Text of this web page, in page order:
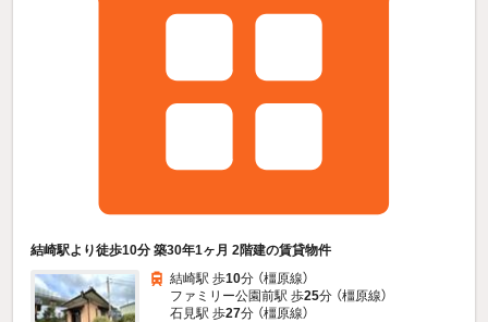
結崎駅より徒歩10分 築30年1ヶ月 2階建の賃貸物件
結崎駅 歩10分 （橿原線）
ファミリー公園前駅 歩25分 （橿原線）
石見駅 歩27分 （橿原線）